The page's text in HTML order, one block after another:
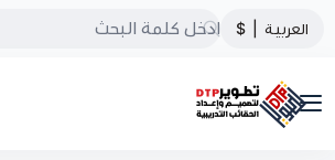
العربية $
تطوير الحقائب التدريبية